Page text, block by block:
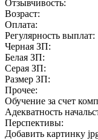
Отзывчивость:
Возраст:
Оплата:
Регулярность выплат:
Черная ЗП:
Белая ЗП:
Серая ЗП:
Размер ЗП:
Прочее:
Обучение за счет
Адекватность
Перспективы:
Добавить картинку